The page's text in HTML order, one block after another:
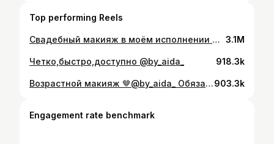
Top performing Reels
Свадебный макияж в моём исполнении 💗нравится? 3.1M
Четко,быстро,доступно @by_aida_ 918.3k
Возрастной макияж 🤎@by_aida_ Обязательно перешли своей маме 😍903.3k
Engagement rate benchmark